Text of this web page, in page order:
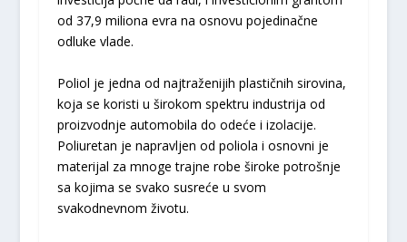
od 37,9 miliona evra na osnovu pojedinačne
odluke vlade.
Poliol je jedna od najtraženijih plastičnih sirovina,
koja se koristi u širokom spektru industrija od
proizvodnje automobila do odeće i izolacije.
Poliuretan je napravljen od poliola i osnovni je
materijal za mnoge trajne robe široke potrošnje
sa kojima se svako susreće u svom
svakodnevnom životu.